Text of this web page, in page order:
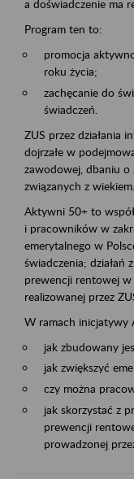
a doświadczenie ma
Program ten to:
promocja
roku życia;
zachęcanie do
świadczeń.
ZUS przez działania
dojrzałe w
zawodowej, dbaniu o
związanych z wiekiem.
Aktywni 50+ to
i pracowników w
emerytalnego w
świadczenia; działań
prewencji rentowej w
realizowanej przez
W ramach inicjatywy
jak zbudowany
jak zwiększyć
czy można
jak skorzystać z
prewencji
prowadzonej